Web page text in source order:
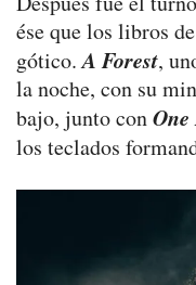
ése que los libros
gótico. A Forest,
la noche, con su
bajo, junto con
los teclados